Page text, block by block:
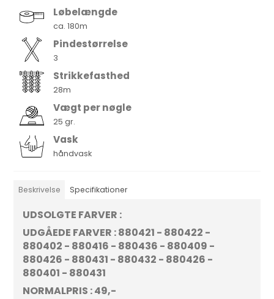
Løbelængde
ca. 180m
Pindestørrelse
3
Strikkefasthed
28m
Vægt per nøgle
25 gr.
Vask
håndvask
Beskrivelse Specifikationer
UDSOLGTE FARVER :
UDGÅEDE FARVER : 880421 - 880422 -
880402 - 880416 - 880436 - 880409 -
880426 - 880431 - 880432 - 880426 -
880401 - 880431
NORMALPRIS : 49,-